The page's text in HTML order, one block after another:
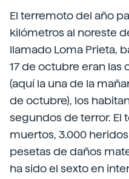
El terremoto del año
kilómetros al noreste
llamado Loma Prieta,
17 de octubre eran
(aquí la una de la
de octubre), los
segundos de terror. El
muertos, 3.000
pesetas de daños
ha sido el sexto en